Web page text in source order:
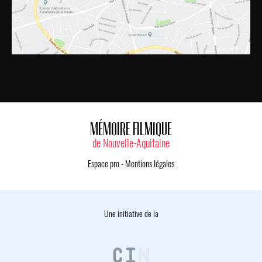
MÉMOIRE FILMIQUE
de Nouvelle-Aquitaine
Espace pro- Mentions légales
Une initiative de la